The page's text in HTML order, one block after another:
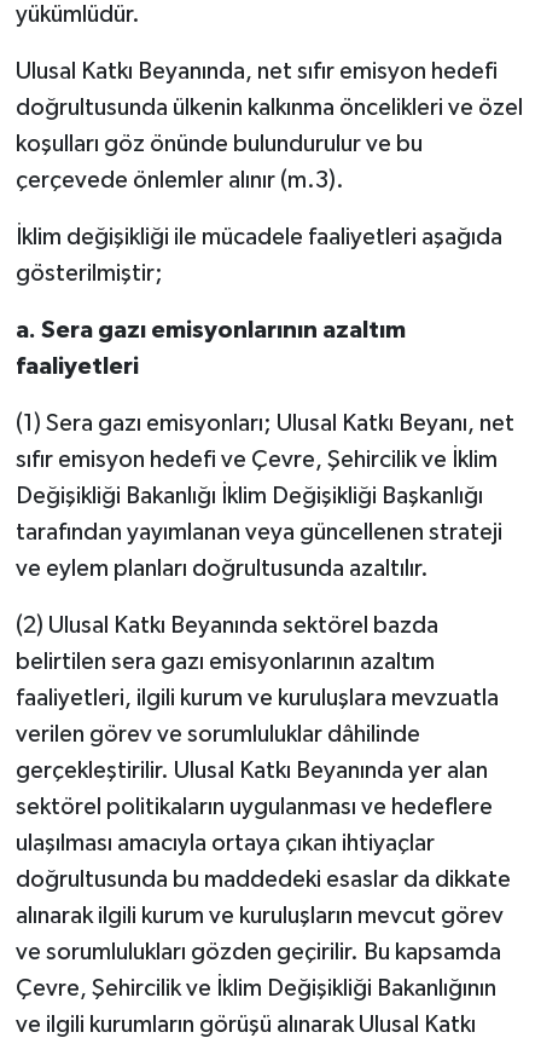
yükümlüdür.
Ulusal Katkı Beyanında, net sıfır emisyon hedefi
doğrultusunda ülkenin kalkınma öncelikleri ve özel
koşulları göz önünde bulundurulur ve bu
çerçevede önlemler alınır (m.3).
İklim değişikliği ile mücadele faaliyetleri aşağıda
gösterilmiştir;
a. Sera gazı emisyonlarının azaltım
faaliyetleri
(1) Sera gazı emisyonları; Ulusal Katkı Beyanı, net
sıfır emisyon hedefi ve Çevre, Şehircilik ve İklim
Değişikliği Bakanlığı İklim Değişikliği Başkanlığı
tarafından yayımlanan veya güncellenen strateji
ve eylem planları doğrultusunda azaltılır.
(2) Ulusal Katkı Beyanında sektörel bazda
belirtilen sera gazı emisyonlarının azaltım
faaliyetleri, ilgili kurum ve kuruluşlara mevzuatla
verilen görev ve sorumluluklar dâhilinde
gerçekleştirilir. Ulusal Katkı Beyanında yer alan
sektörel politikaların uygulanması ve hedeflere
ulaşılması amacıyla ortaya çıkan ihtiyaçlar
doğrultusunda bu maddedeki esaslar da dikkate
alınarak ilgili kurum ve kuruluşların mevcut görev
ve sorumlulukları gözden geçirilir. Bu kapsamda
Çevre, Şehircilik ve İklim Değişikliği Bakanlığının
ve ilgili kurumların görüşü alınarak Ulusal Katkı